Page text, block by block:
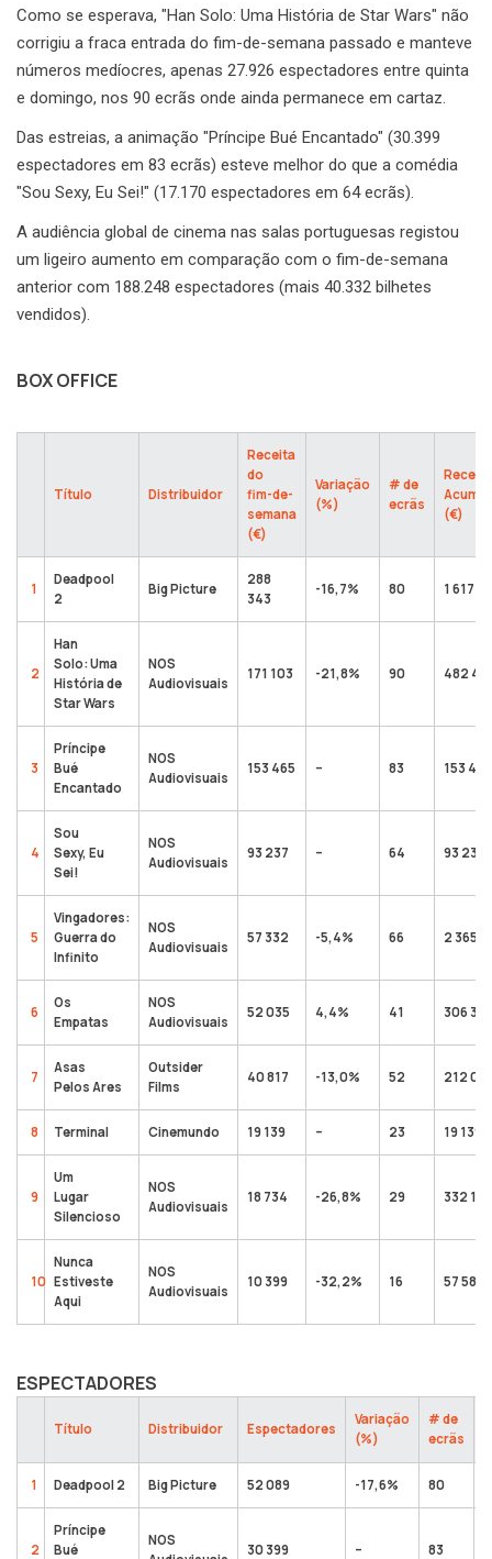
Como se esperava, "Han Solo: Uma História de Star Wars" não
corrigiu a fraca entrada do fim-de-semana passado e manteve
números medíocres, apenas 27.926 espectadores entre quinta
e domingo, nos 90 ecrãs onde ainda permanece em cartaz.
Das estreias, a animação "Príncipe Bué Encantado" (30.399
espectadores em 83 ecrãs) esteve melhor do que a comédia
"Sou Sexy, Eu Sei!" (17.170 espectadores em 64 ecrãs).
A audiência global de cinema nas salas portuguesas registou
um ligeiro aumento em comparação com o fim-de-semana
anterior com 188.248 espectadores (mais 40.332 bilhetes
vendidos).
BOX OFFICE
Título Distribuidor
Receita
do
fim-de-
semana
(€)
Variação
(%)
# de
ecrãs
Receita
(€)
1
Deadpool
2
Big Picture
288
343
-16,7% 80 1 617
2
Han
Solo: Uma
História de
Star Wars
NOS
Audiovisuais
171 103 -21,8% 90 482
3
Príncipe
Bué
Encantado
NOS
Audiovisuais
153 465 – 83 153 465
4
Sou
Sexy, Eu
Sei!
NOS
Audiovisuais
93 237 – 64 93 237
5
Vingadores:
Guerra do
Infinito
NOS
Audiovisuais
57 332 -5,4% 66 2 365
6
Os
Empatas
NOS
Audiovisuais
52 035 4,4% 41 306
7
Asas
Pelos Ares
Outsider
Films
40 817 -13,0% 52 212
8 Terminal Cinemundo 19 139 – 23 19 139
9
Um
Lugar
Silencioso
NOS
Audiovisuais
18 734 -26,8% 29 332 156
10
Nunca
Estiveste
Aqui
NOS
Audiovisuais
10 399 -32,2% 16 57 581
ESPECTADORES
Título Distribuidor Espectadores
Variação
(%)
# de
ecrãs
1 Deadpool 2 Big Picture 52 089 -17,6% 80
2
Príncipe
Bué
NOS
30 399 – 83